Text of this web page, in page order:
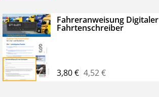
Fahreranweisung Digitaler
Fahrtenschreiber
3,80 € 4,52 €